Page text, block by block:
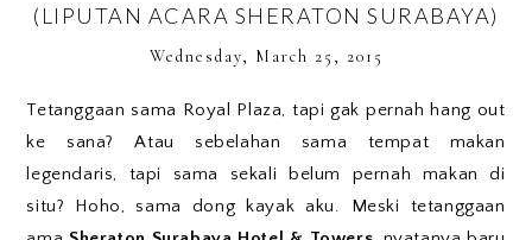
(LIPUTAN ACARA SHERATON SURABAYA)
Wednesday, March 25, 2015
Tetanggaan sama Royal Plaza, tapi gak pernah hang out
ke sana? Atau sebelahan sama tempat makan
legendaris, tapi sama sekali belum pernah makan di
situ? Hoho, sama dong kayak aku. Meski tetanggaan